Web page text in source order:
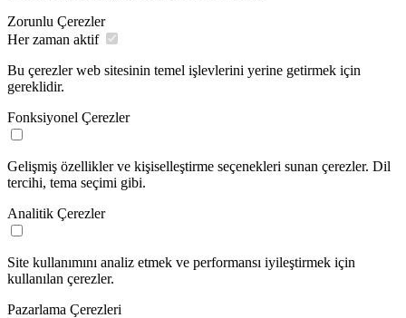
Zorunlu Çerezler
Her zaman aktif
Bu çerezler web sitesinin temel işlevlerini yerine getirmek için
gereklidir.
Fonksiyonel Çerezler
Gelişmiş özellikler ve kişiselleştirme seçenekleri sunan çerezler. Dil
tercihi, tema seçimi gibi.
Analitik Çerezler
Site kullanımını analiz etmek ve performansı iyileştirmek için
kullanılan çerezler.
Pazarlama Çerezleri